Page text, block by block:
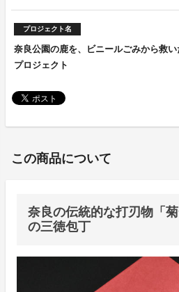
プロジェクト名
奈良公園の鹿を、ビニールごみから救い
プロジェクト
この商品について
奈良の伝統的な打刃物「菊
の三徳包丁